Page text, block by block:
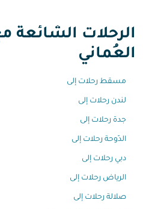
الرحلات الشائعة
العُماني
مسقط رحلات إلى
لندن رحلات إلى
جدة رحلات إلى
الدّوحة رحلات إلى
دبي رحلات إلى
الرياض رحلات إلى
صلالة رحلات إلى